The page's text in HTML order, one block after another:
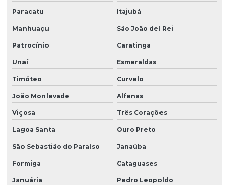
Peças sobressalentes para pontes rolantes
Peças para talha elétrica
Ponte rolante fabricante
Pontes rolante swf
Pontes rolante e talhas para ambientes perigosos
Projetos especiais em pontes rolantes
Projetos especiais em talhas elétricas
Radio controle para ponte rolante
Reforma de caminho de rolamento
Paracatu Itajubá
Manhuaçu São João del Rei
Patrocínio Caratinga
Unaí Esmeraldas
Timóteo Curvelo
João Monlevade Alfenas
Viçosa Três Corações
Lagoa Santa Ouro Preto
São Sebastião do Paraíso Janaúba
Formiga Cataguases
Januária Pedro Leopoldo